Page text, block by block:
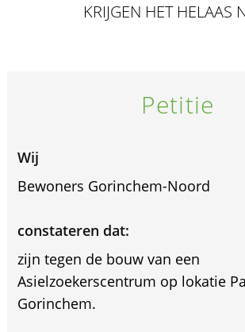
KRIJGEN HET HELAAS
Petitie
Wij
Bewoners Gorinchem-Noord
constateren dat:
zijn tegen de bouw van een
Asielzoekerscentrum op lokatie
Gorinchem.